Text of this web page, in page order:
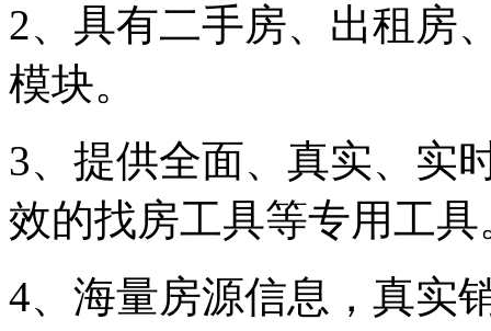
2、具有二手房、出租房
模块。
3、提供全面、真实、实
效的找房工具等专用工具
4、海量房源信息，真实